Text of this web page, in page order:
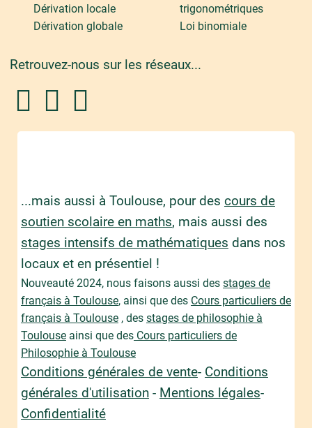
Dérivation locale
Dérivation globale
trigonométriques
Loi binomiale
Retrouvez-nous sur les réseaux...
...mais aussi à Toulouse, pour des cours de
soutien scolaire en maths, mais aussi des
stages intensifs de mathématiques dans nos
locaux et en présentiel !
Nouveauté 2024, nous faisons aussi des stages de
français à Toulouse, ainsi que des Cours particuliers de
français à Toulouse, des stages de philosophie à
Toulouseainsi que desCours particuliers de
Philosophie à Toulouse
Conditions générales de vente- Conditions
générales d'utilisation- Mentions légales-
Confidentialité